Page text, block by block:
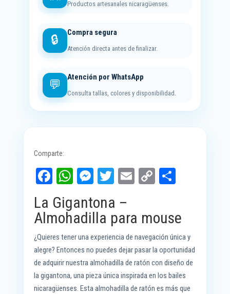
Productos artesanales nicaragüenses.
🔒
Compra segura
Atención directa antes de finalizar.
💬
Atención por WhatsApp
Consulta tallas, colores y disponibilidad.
Comparte:
Fa
ce
bo
ok
W
ts
A
pp
M
se
ng
er
T
tt
er
E
C
Li
nk
C
pa
rti
r
La Gigantona –
Almohadilla para mouse
¿Quieres tener una experiencia de navegación única y
alegre? Entonces no puedes dejar pasar la oportunidad
de adquirir nuestra almohadilla de ratón con diseño de
la gigantona, una pieza única inspirada en los bailes
nicaragüenses. Esta almohadilla de ratón es más que